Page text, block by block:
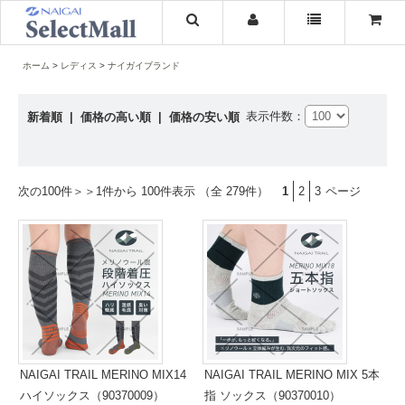
ホーム レディス ナイガイブランド
新着順 価格の高い順 価格の安い順 表示件数：
次の100件＞＞ 1件から 100件表示 （全 279件） 1 2 3 ページ
NAIGAI TRAIL MERINO MIX14
ハイソックス（90370009）
NAIGAI TRAIL MERINO MIX 5本
指 ソックス（90370010）